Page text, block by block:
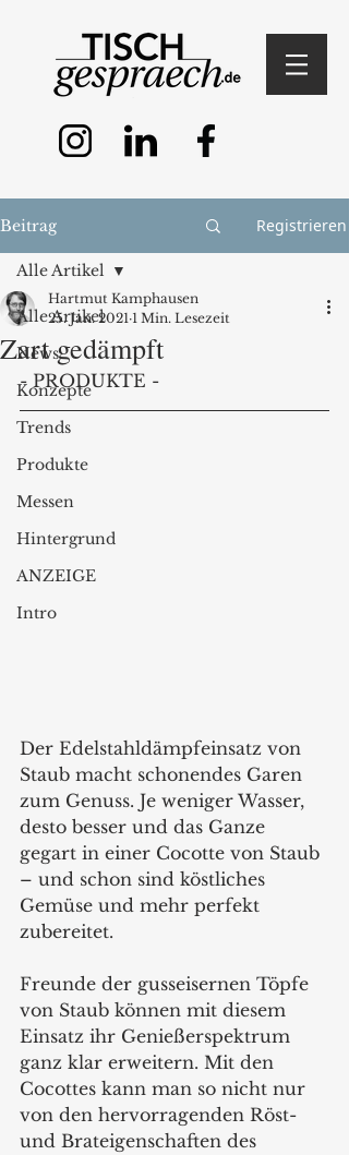
Beitrag Registrieren
Alle Artikel
News
Konzepte
Trends
Produkte
Messen
Hintergrund
ANZEIGE
Intro
Alle Artikel
Zart gedämpft
Hartmut Kamphausen
25. Jan. 2021 1 Min. Lesezeit
- PRODUKTE -
Der Edelstahldämpfeinsatz von
Staub macht schonendes Garen
zum Genuss. Je weniger Wasser,
desto besser und das Ganze
gegart in einer Cocotte von Staub
– und schon sind köstliches
Gemüse und mehr perfekt
zubereitet.
Freunde der gusseisernen Töpfe
von Staub können mit diesem
Einsatz ihr Genießerspektrum
ganz klar erweitern. Mit den
Cocottes kann man so nicht nur
von den hervorragenden Röst-
und Brateigenschaften des